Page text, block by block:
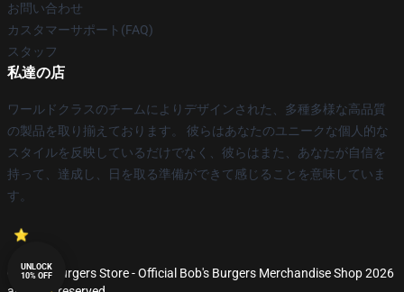
お問い合わせ
カスタマーサポート(FAQ)
スタッフ
私達の店
ワールドクラスのチームによりデザインされた、多種多様な高品質
の製品を取り揃えております。 彼らはあなたのユニークな個人的な
スタイルを反映しているだけでなく、彼らはまた、あなたが自信を
持って、達成し、日を取る準備ができて感じることを意味していま
す。
© Bob's Burgers Store - Official Bob's Burgers Merchandise Shop 2026
UNLOCK
10% OFF